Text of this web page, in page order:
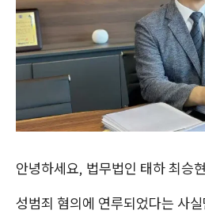
안녕하세요, 법무법인 태하 최승
성범죄 혐의에 연루되었다는 사